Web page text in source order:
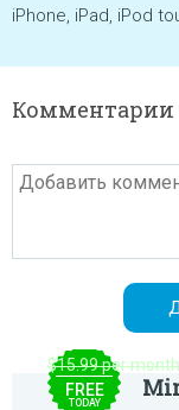
iPhone, iPad, iPod
Комментарии
$15.99 per month
FREE
TODAY